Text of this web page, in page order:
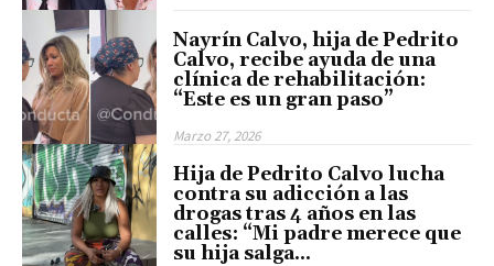
Nayrín Calvo, hija de Pedrito
Calvo, recibe ayuda de una
clínica de rehabilitación:
“Este es un gran paso”
Marzo 27, 2026
Hija de Pedrito Calvo lucha
contra su adicción a las
drogas tras 4 años en las
calles: “Mi padre merece que
su hija salga...